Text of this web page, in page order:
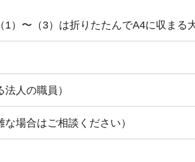
）〜（3）は折りたたんでA4に収まる
人の職員）
場合はご相談ください）